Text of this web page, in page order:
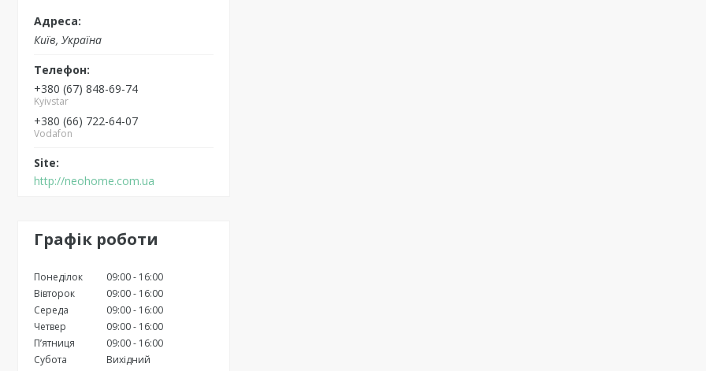
Київ, Україна
+380 (67) 848-69-74
Kyivstar
+380 (66) 722-64-07
Vodafon
http://neohome.com.ua
Графік роботи
Понеділок 09:00
16:00
Вівторок
09:00
16:00
Середа
09:00
16:00
Четвер
09:00
16:00
Пʼятниця
09:00
16:00
Субота
Вихідний